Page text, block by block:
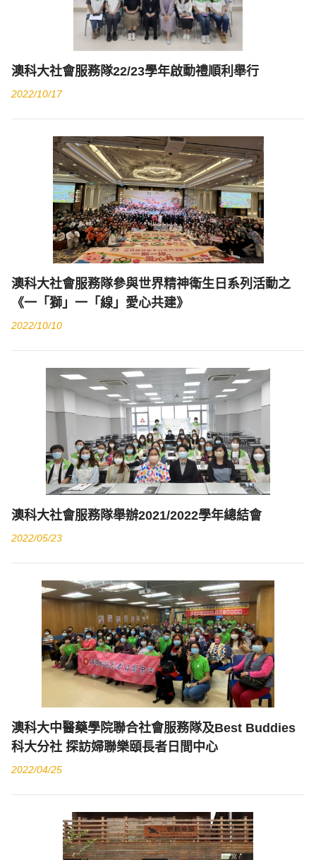
澳科大社會服務隊22/23學年啟動禮順利舉行
2022/10/17
澳科大社會服務隊參與世界精神衛生日系列活動之
《一「獅」一「線」愛心共建》
2022/10/10
澳科大社會服務隊舉辦2021/2022學年總結會
2022/05/23
澳科大中醫藥學院聯合社會服務隊及Best Buddies
科大分社 探訪婦聯樂頤長者日間中心
2022/04/25